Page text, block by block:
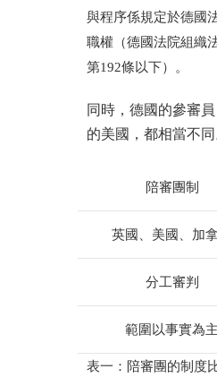
與程序係規定於德國
職權（德國法院組織
第192條以下）。
同時，德國的參審
的美國，都相當不同
陪審團制
英國、美國、加
分工審判
範圍以事實為主
表一：陪審團的制度